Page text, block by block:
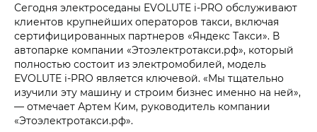
Сегодня электроседаны EVOLUTE i‑PRO обслуживают
клиентов крупнейших операторов такси, включая
сертифицированных партнеров «Яндекс Такси». В
автопарке компании «Этоэлектротакси.рф», который
полностью состоит из электромобилей, модель
EVOLUTE i‑PRO является ключевой. «Мы тщательно
изучили эту машину и строим бизнес именно на ней»,
— отмечает Артем Ким, руководитель компании
«Этоэлектротакси.рф».